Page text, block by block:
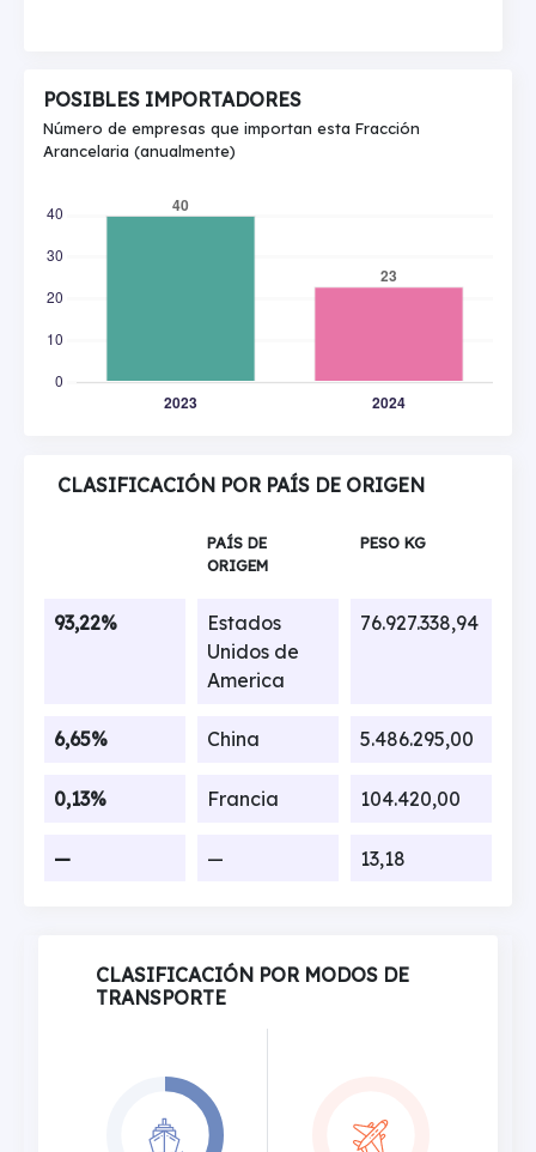
POSIBLES IMPORTADORES
Número de empresas que importan esta Fracción
Arancelaria (anualmente)
CLASIFICACIÓN POR PAÍS DE ORIGEN
PAÍS DE
ORIGEM
PESO KG
93,22%
Estados
Unidos de
America
76.927.338,94
6,65% China 5.486.295,00
0,13% Francia 104.420,00
— — 13,18
CLASIFICACIÓN POR MODOS DE
TRANSPORTE